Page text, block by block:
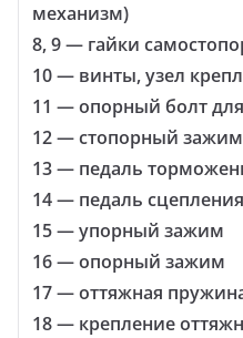
механизм)
8, 9 — гайки
10 — винты, узел
11 — опорный болт
12 — стопорный зажим
13 — педаль
14 — педаль сцепления
15 — упорный зажим
16 — опорный зажим
17 — оттяжная
18 — крепление